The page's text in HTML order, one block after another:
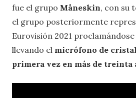
fue el grupo Måneskin, con su
el grupo posteriormente
Eurovisión 2021
llevando el micrófono de
primera vez en más de treinta